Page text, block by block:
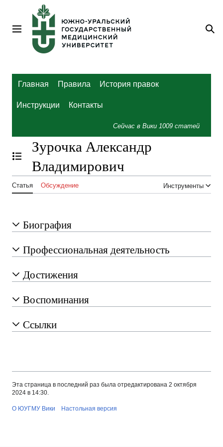
содержанию
Главное меню
Главная Правила История правок
Инструкции Контакты
Сейчас в Вики 1009 статей
Отобразить/Скрыть содержание
Зурочка Александр
Владимирович
Статья Обсуждение Инструменты
Биография
Профессиональная деятельность
Достижения
Воспоминания
Ссылки
Эта страница в последний раз была отредактирована 2 октября
2024 в 14:30.
О ЮУГМУ Вики Настольная версия